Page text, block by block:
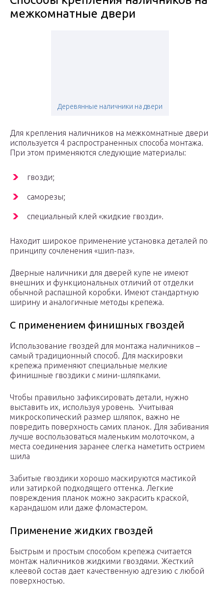
межкомнатные двери
Деревянные наличники на двери
Для крепления наличников на межкомнатные двери
используется 4 распространенных способа монтажа.
При этом применяются следующие материалы:
гвозди;
саморезы;
специальный клей «жидкие гвозди».
Находит широкое применение установка деталей по
принципу сочленения «шип-паз».
Дверные наличники для дверей купе не имеют
внешних и функциональных отличий от отделки
обычной распашной коробки. Имеют стандартную
ширину и аналогичные методы крепежа.
С применением финишных гвоздей
Использование гвоздей для монтажа наличников –
самый традиционный способ. Для маскировки
крепежа применяют специальные мелкие
финишные гвоздики с мини-шляпками.
Чтобы правильно зафиксировать детали, нужно
выставить их, используя уровень. Учитывая
микроскопический размер шляпок, важно не
повредить поверхность самих планок. Для забивания
лучше воспользоваться маленьким молоточком, а
места соединения заранее слегка наметить острием
шила
Забитые гвоздики хорошо маскируются мастикой
или затиркой подходящего оттенка. Легкие
повреждения планок можно закрасить краской,
карандашом или даже фломастером.
Применение жидких гвоздей
Быстрым и простым способом крепежа считается
монтаж наличников жидкими гвоздями. Жесткий
клеевой состав дает качественную адгезию с любой
поверхностью.